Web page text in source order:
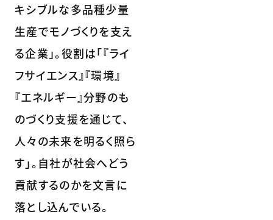
キシブルな多品種少量
生産でモノづくりを支え
る企業」。役割は「『ライ
フサイエンス』『環境』
『エネルギー』分野のも
のづくり支援を通じて、
人々の未来を明るく照ら
す」。自社が社会へどう
貢献するのかを文言に
落とし込んでいる。